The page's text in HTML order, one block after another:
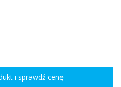
i sprawdź cenę